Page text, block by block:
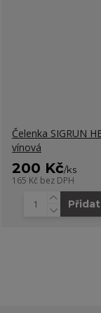
Čelenka SIGRUN
vínová
200 Kč/ks
165 Kč bez DPH